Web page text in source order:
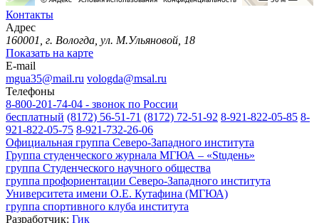
Контакты
Адрес
160001, г. Вологда, ул. М.Ульяновой, 18
Показать на карте
E-mail
mgua35@mail.ru vologda@msal.ru
Телефоны
8-800-201-74-04 - звонок по России
бесплатный (8172) 56-51-71 (8172) 72-51-92 8-921-822-05-85 8-
921-822-05-75 8-921-732-26-06
Официальная группа Северо-Западного института
Группа студенческого журнала МГЮА – «Stuдень»
группа Студенческого научного общества
группа профориентации Северо-Западного института
Университета имени О.Е. Кутафина (МГЮА)
группа спортивного клуба института
Разработчик: Гик